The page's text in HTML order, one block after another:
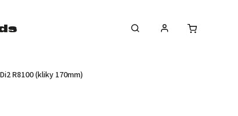
značky
R8100 (kliky 170mm)